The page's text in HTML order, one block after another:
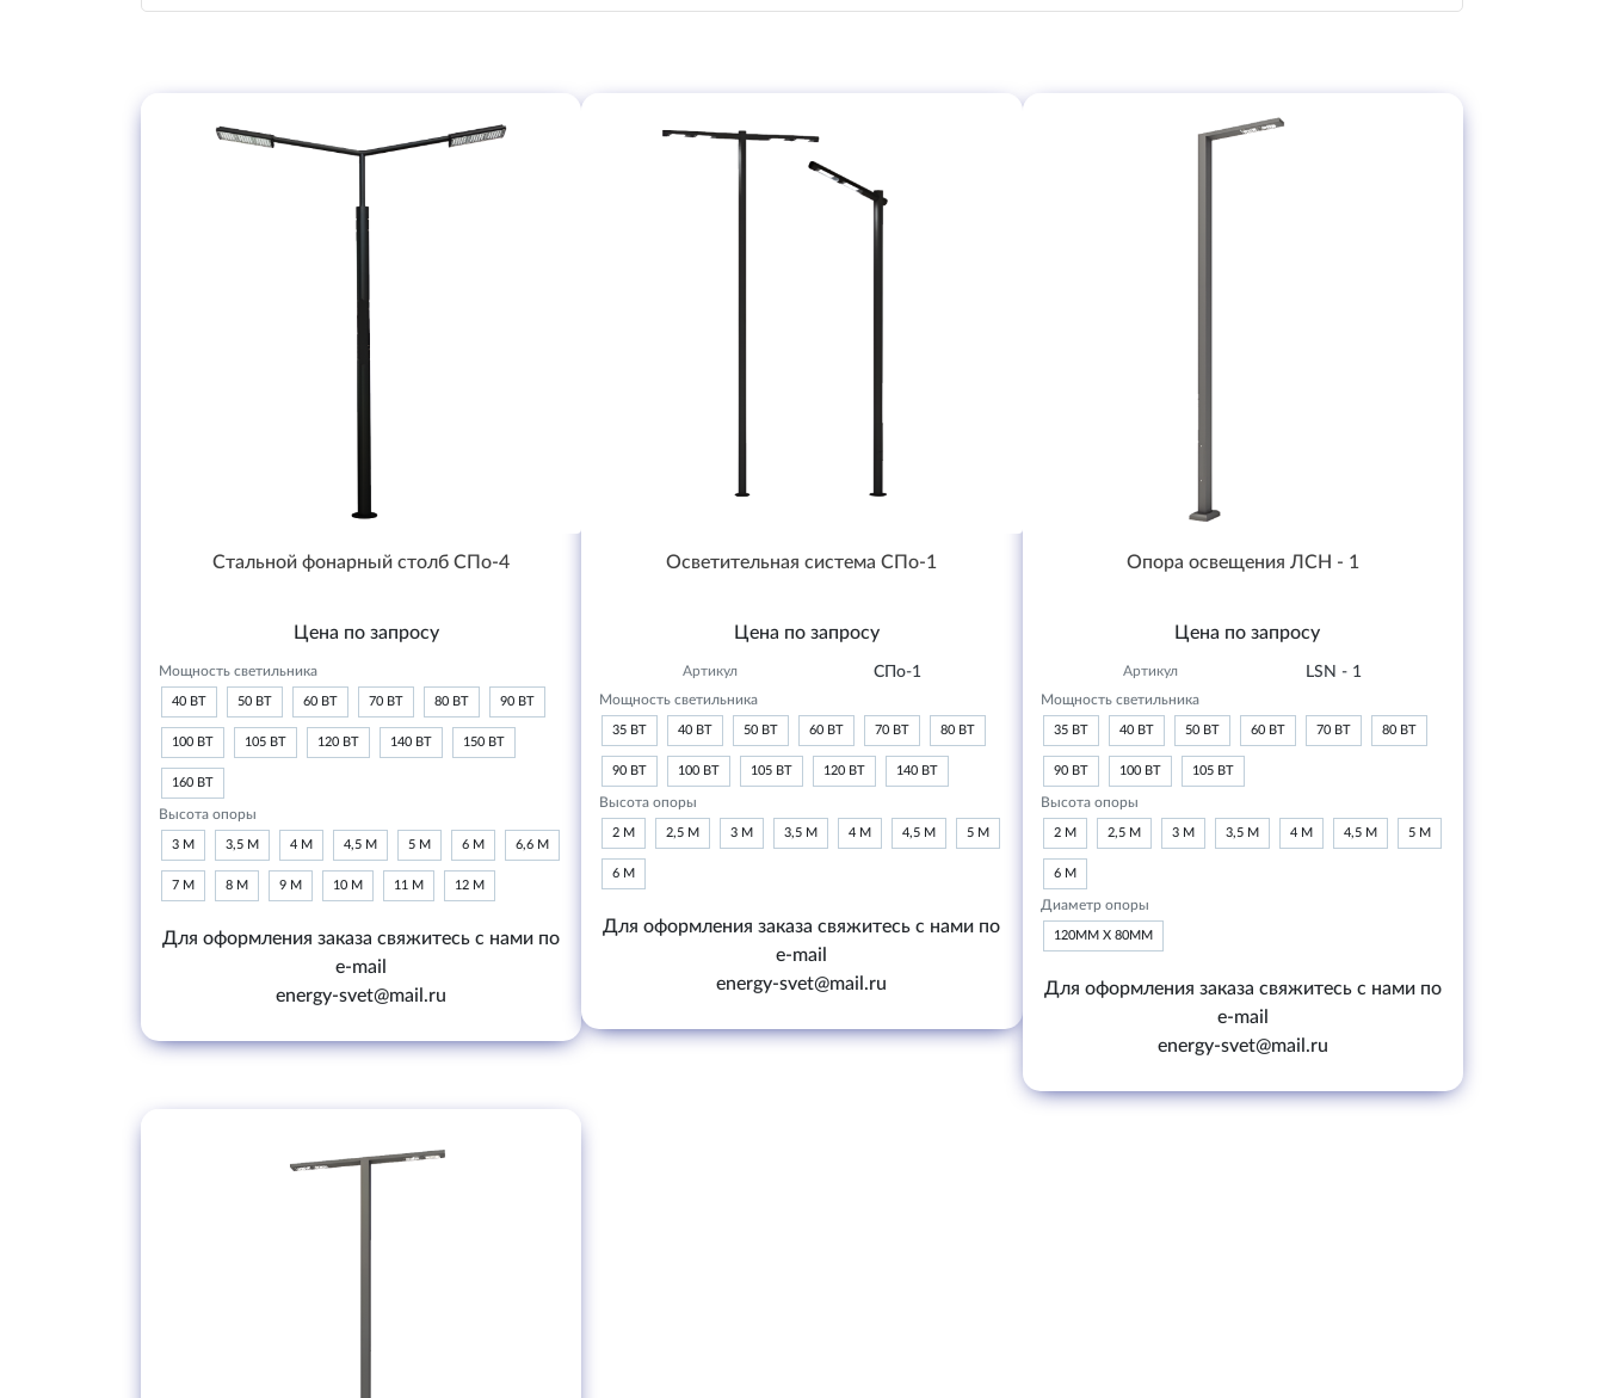
Стальной фонарный столб СПо-4
Цена по запросу
Мощность светильника
40 ВТ 50 ВТ 60 ВТ 70 ВТ 80 ВТ 90 ВТ
100 ВТ 105 ВТ 120 ВТ 140 ВТ 150 ВТ
160 ВТ
Высота опоры
3 М 3,5 М 4 М 4,5 М 5 М 6 М 6,6 М
7 М 8 М 9 М 10 М 11 М 12 М
Для оформления заказа свяжитесь с нами по
e-mail
energy-svet@mail.ru
Осветительная система СПо-1
Цена по запросу
Артикул СПо-1
Мощность светильника
35 ВТ 40 ВТ 50 ВТ 60 ВТ 70 ВТ 80 ВТ
90 ВТ 100 ВТ 105 ВТ 120 ВТ 140 ВТ
Высота опоры
2 М 2,5 М 3 М 3,5 М 4 М 4,5 М 5 М
6 М
Для оформления заказа свяжитесь с нами по
e-mail
energy-svet@mail.ru
Опора освещения ЛСН - 1
Цена по запросу
Артикул LSN - 1
Мощность светильника
35 ВТ 40 ВТ 50 ВТ 60 ВТ 70 ВТ 80 ВТ
90 ВТ 100 ВТ 105 ВТ
Высота опоры
2 М 2,5 М 3 М 3,5 М 4 М 4,5 М 5 М
6 М
Диаметр опоры
120ММ Х 80ММ
Для оформления заказа свяжитесь с нами по
e-mail
energy-svet@mail.ru